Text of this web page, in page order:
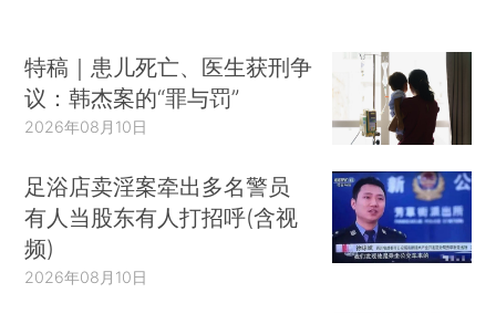
特稿｜患儿死亡、医生获刑争
议：韩杰案的“罪与罚”
2026年08月10日
足浴店卖淫案牵出多名警员
有人当股东有人打招呼(含视
频)
2026年08月10日